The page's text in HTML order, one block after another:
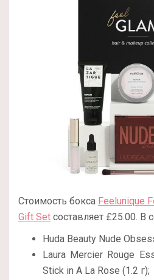
Стоимость бокса Feelunique
Gift Set составляет £25.00. В
Huda Beauty Nude
Laura Mercier Rouge
Stick in A La Rose (1.2 г);